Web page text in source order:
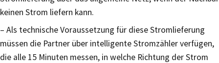
keinen Strom liefern kann.
– Als technische Voraussetzung für diese Stromlieferung
müssen die Partner über intelligente Stromzähler verfügen,
die alle 15 Minuten messen, in welche Richtung der Strom